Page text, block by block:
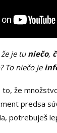
je tu niečo,
? To niečo je
že
predsa
potrebuješ